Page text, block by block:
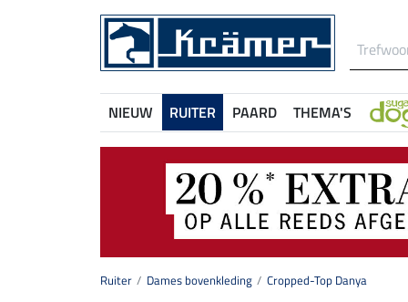
NIEUW RUITER PAARD THEMA'S
Ruiter Dames bovenkleding Cropped-Top Danya